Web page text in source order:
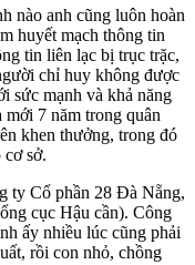
nào anh cũng luôn hoàn
huyết mạch thông tin
tin liên lạc bị trục trặc,
chỉ huy không được
sức mạnh và khả năng
mới 7 năm trong quân
khen thưởng, trong đó
cơ sở.
ty Cổ phần 28 Đà Nẵng,
cục Hậu cần). Công
ấy nhiều lúc cũng phải
rồi con nhỏ, chồng